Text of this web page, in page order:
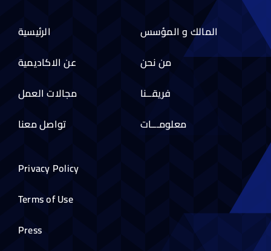
الرئيسية
عن الاكاديمية
مجالات العمل
تواصل معنا
المالك و المؤسس
من نحن
فريقــنا
معلومـــات
Privacy Policy
Terms of Use
Press